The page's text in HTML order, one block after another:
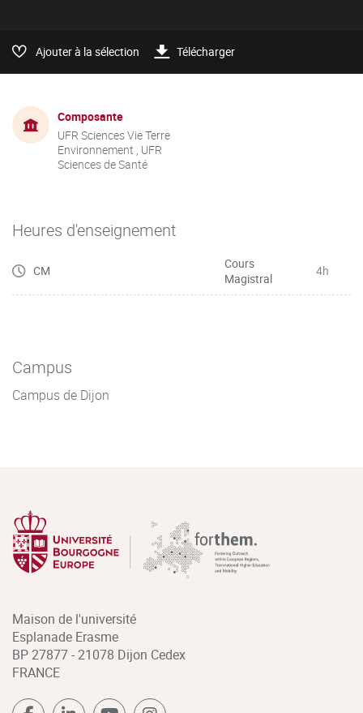
Ajouter à la sélection Télécharger
Composante
UFR Sciences Vie Terre
Environnement , UFR
Sciences de Santé
Heures d'enseignement
CM
Cours
Magistral
4h
Campus
Campus de Dijon
Maison de l'université
Esplanade Erasme
BP 27877 - 21078 Dijon Cedex
FRANCE